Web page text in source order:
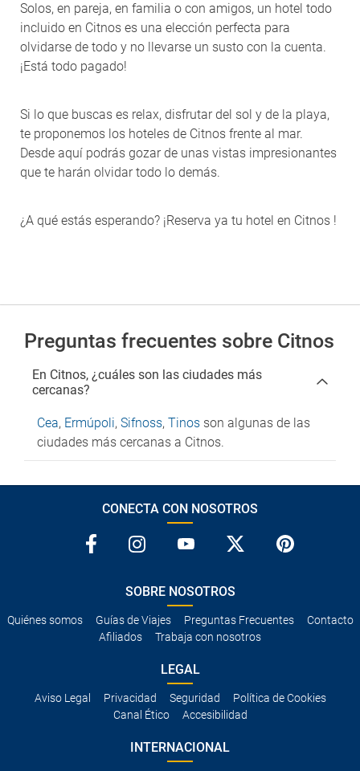
Solos, en pareja, en familia o con amigos, un hotel todo
incluido en Citnos es una elección perfecta para
olvidarse de todo y no llevarse un susto con la cuenta.
¡Está todo pagado!
Si lo que buscas es relax, disfrutar del sol y de la playa,
te proponemos los hoteles de Citnos frente al mar.
Desde aquí podrás gozar de unas vistas impresionantes
que te harán olvidar todo lo demás.
¿A qué estás esperando? ¡Reserva ya tu hotel en Citnos !
Preguntas frecuentes sobre Citnos
En Citnos, ¿cuáles son las ciudades más
cercanas?
Cea, Ermúpoli, Sifnoss, Tinos son algunas de las
ciudades más cercanas a Citnos.
CONECTA CON NOSOTROS
SOBRE NOSOTROS
Quiénes somos Guías de Viajes Preguntas Frecuentes
Contacto
Afiliados
Trabaja con nosotros
LEGAL
Aviso Legal Privacidad Seguridad
Política de Cookies
Canal Ético
Accesibilidad
INTERNACIONAL